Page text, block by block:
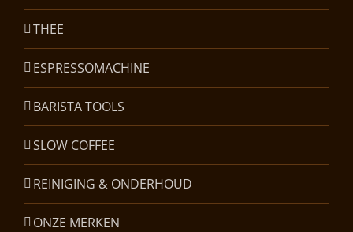
THEE
ESPRESSOMACHINE
BARISTA TOOLS
SLOW COFFEE
REINIGING & ONDERHOUD
ONZE MERKEN